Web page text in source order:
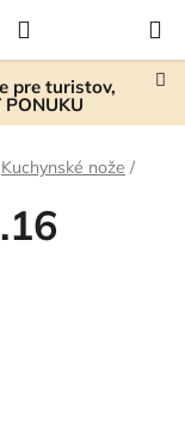
pre turistov,
KOŠÍK
Kuchynské nože /